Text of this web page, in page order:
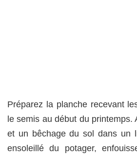
Préparez la planche recevant
le semis au début du printemps.
et un bêchage du sol dans un
ensoleillé du potager,